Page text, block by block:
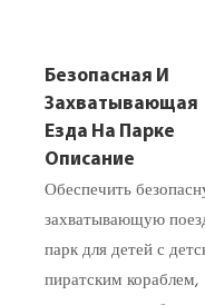
Безопасная И
Захватывающая
Езда На Парке
Описание
Обеспечить
захватывающую
парк для детей с
пиратским кораблем,